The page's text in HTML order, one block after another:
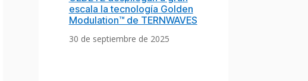
escala la tecnología Golden
Modulation™ de TERNWAVES
30 de septiembre de 2025